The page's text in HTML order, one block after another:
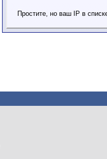
Простите, но ваш IP в